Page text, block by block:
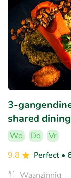
3-
shared
Wo Do
Vr
9.8
Perfect •
Waanzinnig